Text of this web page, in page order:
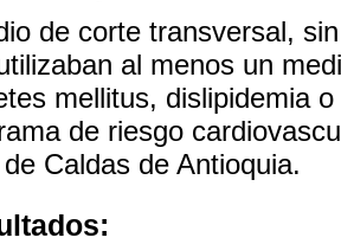
de corte transversal,
al menos un
mellitus, dislipidemia
de riesgo
Caldas de Antioquia.